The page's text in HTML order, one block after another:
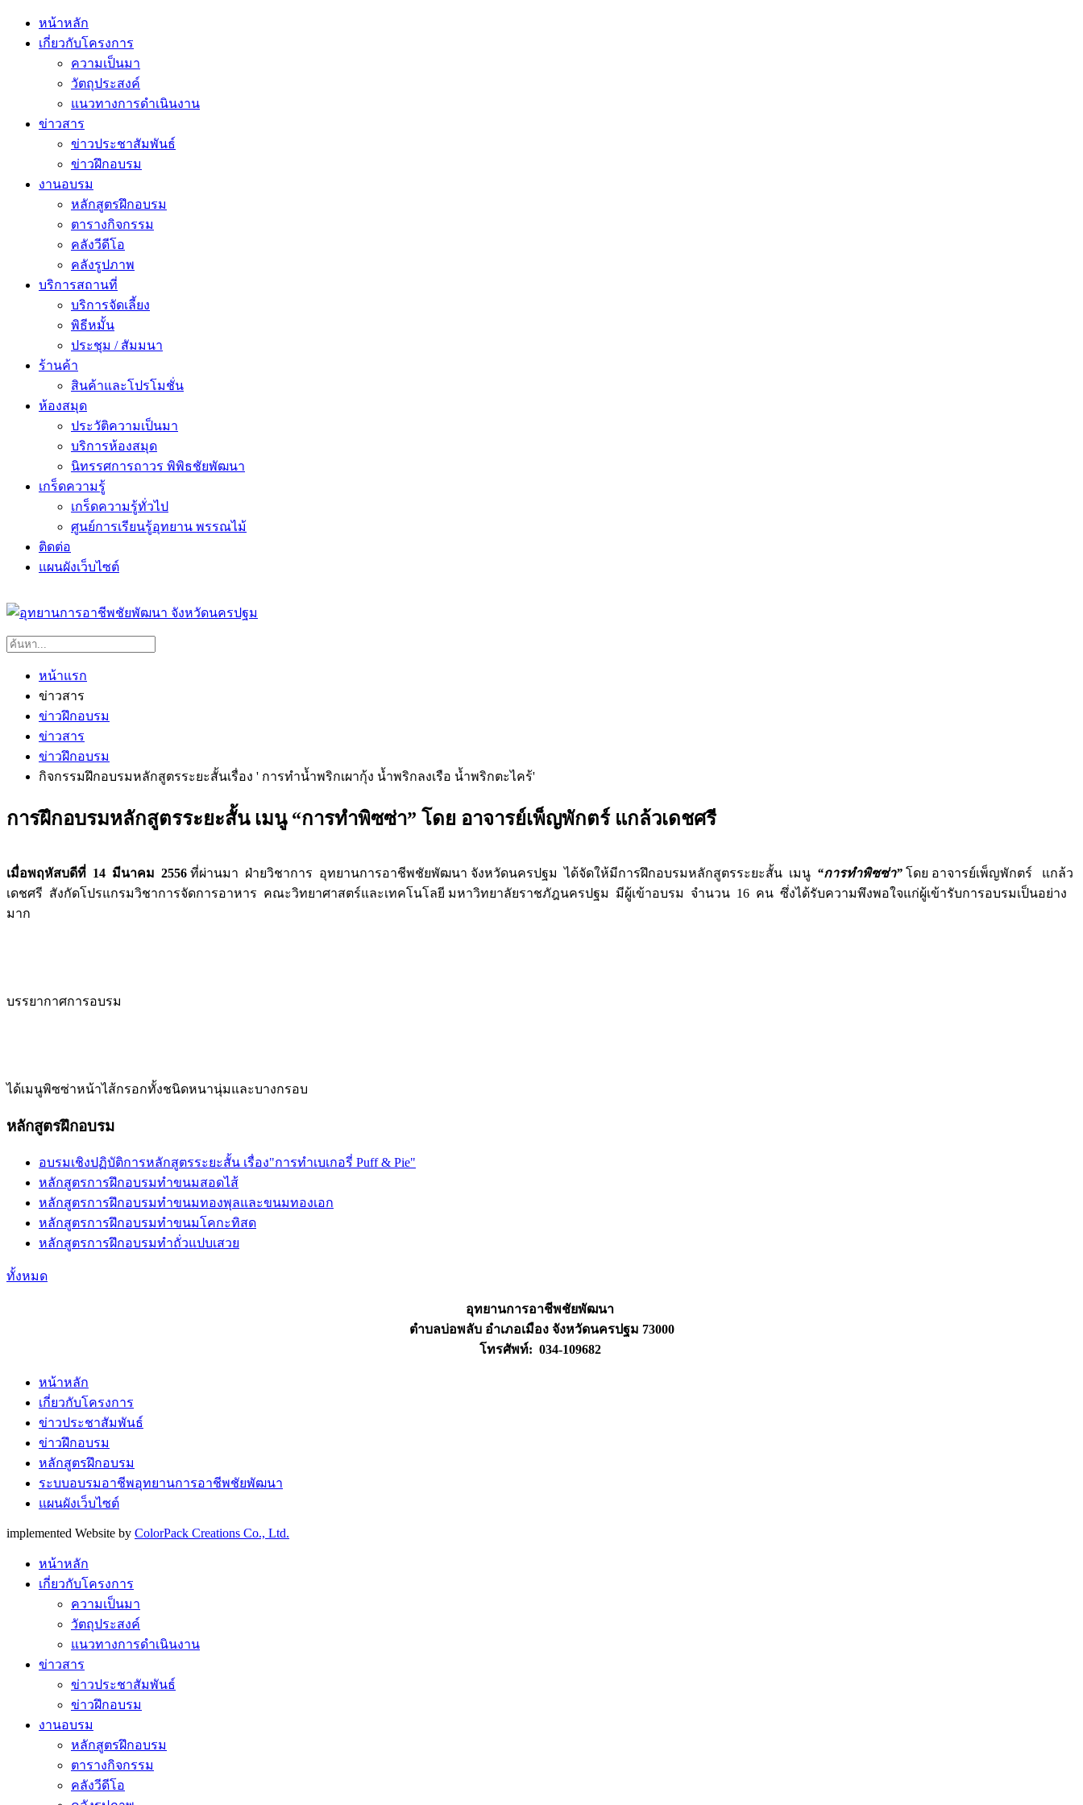
หน้าหลัก
เกี่ยวกับโครงการ
ความเป็นมา
วัตถุประสงค์
แนวทางการดำเนินงาน
ข่าวสาร
ข่าวประชาสัมพันธ์
ข่าวฝึกอบรม
งานอบรม
หลักสูตรฝึกอบรม
ตารางกิจกรรม
คลังวีดีโอ
คลังรูปภาพ
บริการสถานที่
บริการจัดเลี้ยง
พิธีหมั้น
ประชุม / สัมมนา
ร้านค้า
สินค้าและโปรโมชั่น
ห้องสมุด
ประวัติความเป็นมา
บริการห้องสมุด
นิทรรศการถาวร พิพิธชัยพัฒนา
เกร็ดความรู้
เกร็ดความรู้ทั่วไป
ศูนย์การเรียนรู้อุทยาน พรรณไม้
ติดต่อ
แผนผังเว็บไซต์
หน้าแรก
ข่าวสาร
ข่าวฝึกอบรม
ข่าวสาร
ข่าวฝึกอบรม
กิจกรรมฝึกอบรมหลักสูตรระยะสั้นเรื่อง ' การทำน้ำพริกเผากุ้ง น้ำพริกลงเรือ น้ำพริกตะไคร้'
การฝึกอบรมหลักสูตรระยะสั้น เมนู “การทำพิซซ่า” โดย อาจารย์เพ็ญพักตร์ แกล้วเดชศรี
เมื่อพฤหัสบดีที่ 14 มีนาคม 2556 ที่ผ่านมา ฝ่ายวิชาการ อุทยานการอาชีพชัยพัฒนา จังหวัดนครปฐม ได้จัดให้มีการฝึกอบรมหลักสูตรระยะสั้น เมนู “การทำพิซซ่า” โดย อาจารย์เพ็ญพักตร์ แกล้ว
เดชศรี สังกัดโปรแกรมวิชาการจัดการอาหาร คณะวิทยาศาสตร์และเทคโนโลยี มหาวิทยาลัยราชภัฎนครปฐม มีผู้เข้าอบรม จำนวน 16 คน ซึ่งได้รับความพึงพอใจแก่ผู้เข้ารับการอบรมเป็นอย่าง
มาก
บรรยากาศการอบรม
ได้เมนูพิซซ่าหน้าไส้กรอกทั้งชนิดหนานุ่มและบางกรอบ
หลักสูตรฝึกอบรม
อบรมเชิงปฏิบัติการหลักสูตรระยะสั้น เรื่อง"การทำเบเกอรี่ Puff & Pie"
หลักสูตรการฝึกอบรมทำขนมสอดไส้
หลักสูตรการฝึกอบรมทำขนมทองพุลและขนมทองเอก
หลักสูตรการฝึกอบรมทำขนมโคกะทิสด
หลักสูตรการฝึกอบรมทำถั่วแปบเสวย
ทั้งหมด
อุทยานการอาชีพชัยพัฒนา
ตำบลบ่อพลับ อำเภอเมือง จังหวัดนครปฐม 73000
โทรศัพท์: 034-109682
หน้าหลัก
เกี่ยวกับโครงการ
ข่าวประชาสัมพันธ์
ข่าวฝึกอบรม
หลักสูตรฝึกอบรม
ระบบอบรมอาชีพอุทยานการอาชีพชัยพัฒนา
แผนผังเว็บไซต์
implemented Website by ColorPack Creations Co., Ltd.
หน้าหลัก
เกี่ยวกับโครงการ
ความเป็นมา
วัตถุประสงค์
แนวทางการดำเนินงาน
ข่าวสาร
ข่าวประชาสัมพันธ์
ข่าวฝึกอบรม
งานอบรม
หลักสูตรฝึกอบรม
ตารางกิจกรรม
คลังวีดีโอ